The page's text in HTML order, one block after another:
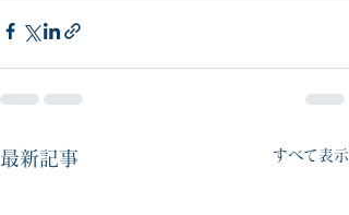
最新記事 すべて表示